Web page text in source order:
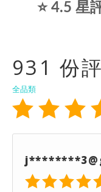
⭐ 4.5 星